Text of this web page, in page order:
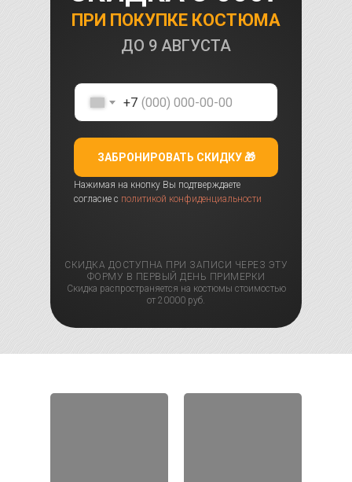
ПРИ ПОКУПКЕ КОСТЮМА
СКИДКА ДОСТУПНА ПРИ ЗАПИСИ ЧЕРЕЗ ЭТУ
ФОРМУ В ПЕРВЫЙ ДЕНЬ ПРИМЕРКИ
Скидка распространяется на костюмы стоимостью
от 20000 руб.
ДО 9 АВГУСТА
+7
ЗАБРОНИРОВАТЬ СКИДКУ 🎁
Нажимая на кнопку Вы подтверждаете
согласие с политикой конфиденциальности